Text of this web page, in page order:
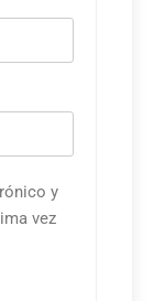
y
vez